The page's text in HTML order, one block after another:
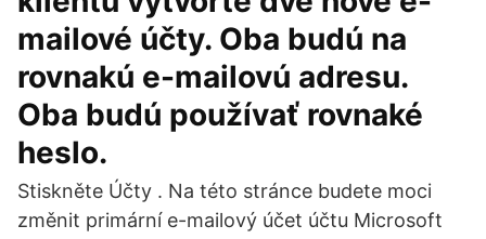
mailové účty. Oba budú na
rovnakú e-mailovú adresu.
Oba budú používať rovnaké
heslo.
Stiskněte Účty . Na této stránce budete moci
změnit primární e-mailový účet účtu Microsoft